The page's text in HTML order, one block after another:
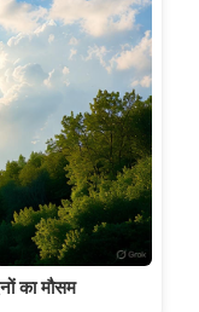
का मौसम